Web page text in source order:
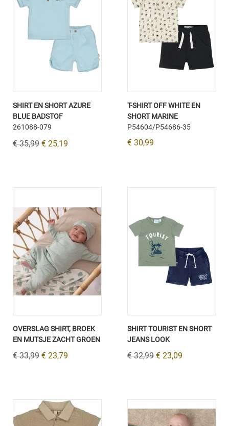
SHIRT EN SHORT AZURE
BLUE BADSTOF
261088-079
€ 35,99 € 25,19
T-SHIRT OFF WHITE EN
SHORT MARINE
P54604/P54686-35
€ 30,99
OVERSLAG SHIRT, BROEK
EN MUTSJE ZACHT GROEN
€ 33,99 € 23,79
SHIRT TOURIST EN SHORT
JEANS LOOK
€ 32,99 € 23,09